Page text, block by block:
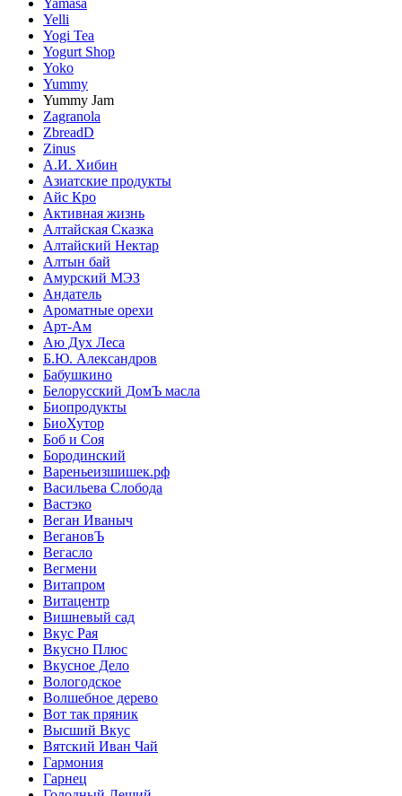
Yamasa
Yelli
Yogi Tea
Yogurt Shop
Yoko
Yummy
Yummy Jam
Zagranola
ZbreadD
Zinus
А.И. Хибин
Азиатские продукты
Айс Кро
Активная жизнь
Алтайская Сказка
Алтайский Нектар
Алтын бай
Амурский МЭЗ
Андатель
Ароматные орехи
Арт-Ам
Аю Дух Леса
Б.Ю. Александров
Бабушкино
Белорусский ДомЪ масла
Биопродукты
БиоХутор
Боб и Соя
Бородинский
Вареньеизшишек.рф
Васильева Слобода
Вастэко
Веган Иваныч
ВегановЪ
Вегасло
Вегмени
Витапром
Витацентр
Вишневый сад
Вкус Рая
Вкусно Плюс
Вкусное Дело
Вологодское
Волшебное дерево
Вот так пряник
Высший Вкус
Вятский Иван Чай
Гармония
Гарнец